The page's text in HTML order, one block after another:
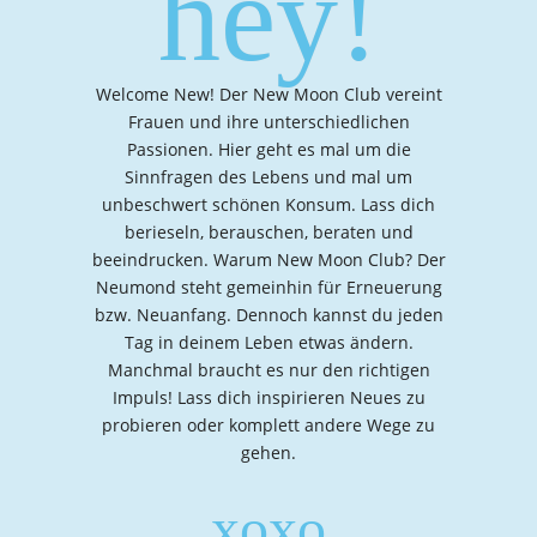
Welcome New! Der New Moon Club vereint
Frauen und ihre unterschiedlichen
Passionen. Hier geht es mal um die
Sinnfragen des Lebens und mal um
unbeschwert schönen Konsum. Lass dich
berieseln, berauschen, beraten und
beeindrucken. Warum New Moon Club? Der
Neumond steht gemeinhin für Erneuerung
bzw. Neuanfang. Dennoch kannst du jeden
Tag in deinem Leben etwas ändern.
Manchmal braucht es nur den richtigen
Impuls! Lass dich inspirieren Neues zu
probieren oder komplett andere Wege zu
gehen.